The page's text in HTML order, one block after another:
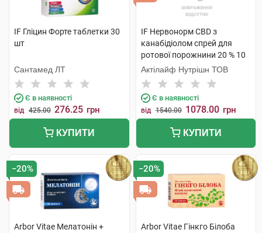
IF Гліцин Форте таблетки 30
шт
Сантамед ЛТ
Є в наявності
від 425.00 276.25 грн
КУПИТИ
IF Нервонорм CBD з
канабідіолом спрей для
ротової порожнини 20 % 10
мл 1 флакон
Актілайф Нутрішн ТОВ
Є в наявності
від 1540.00 1078.00 грн
КУПИТИ
−20%
Arbor Vitae Мелатонін +
−20%
Arbor Vitae Гінкго Білоба